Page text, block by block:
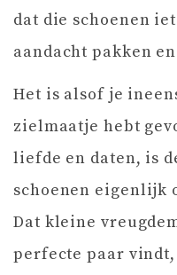
dat die schoenen
aandacht pakken
Het is alsof je
zielmaatje hebt
liefde en daten, is
schoenen eigenlijk
Dat kleine
perfecte paar vindt,